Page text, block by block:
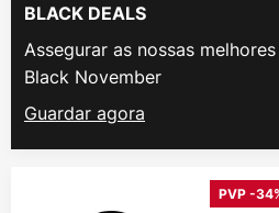
BLACK DEALS
Assegurar as nossas
Black November
Guardar agora
PVP -